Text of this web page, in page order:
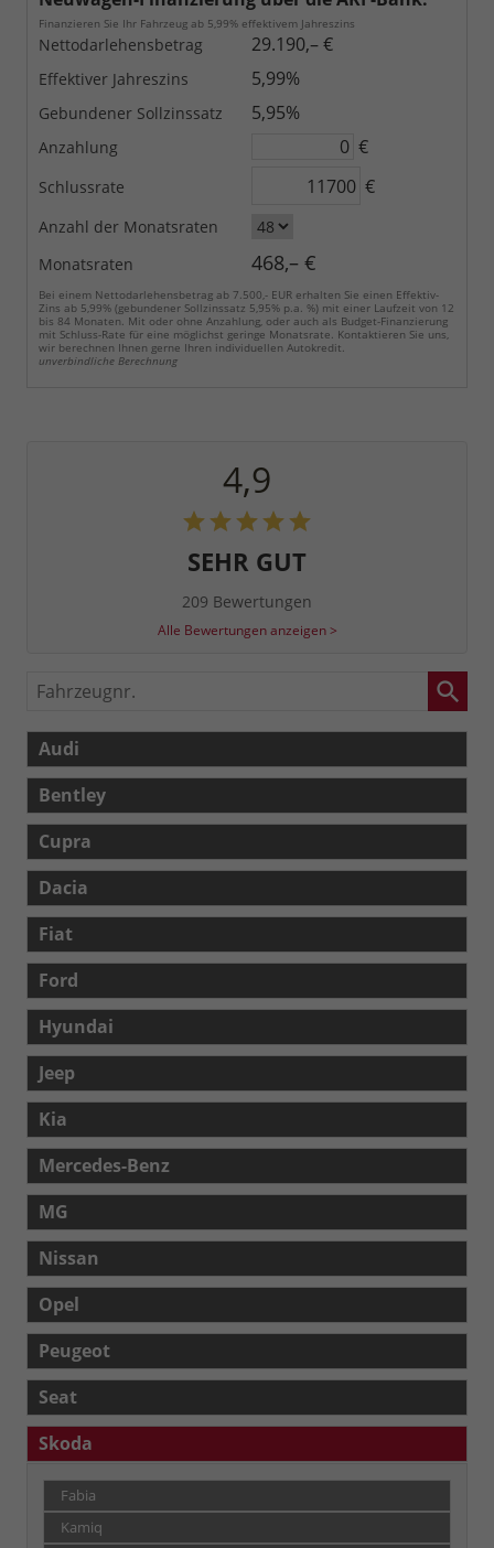
Finanzieren Sie Ihr Fahrzeug ab 5,99% effektivem Jahreszins
Nettodarlehensbetrag 29.190,– €
Effektiver Jahreszins 5,99%
Gebundener Sollzinssatz 5,95%
Anzahlung €
Schlussrate €
Anzahl der Monatsraten
Monatsraten
468,– €
Bei einem Nettodarlehensbetrag ab 7.500,- EUR erhalten Sie einen Effektiv-
Zins ab 5,99% (gebundener Sollzinssatz 5,95% p.a. %) mit einer Laufzeit von 12
bis 84 Monaten. Mit oder ohne Anzahlung, oder auch als Budget-Finanzierung
mit Schluss-Rate für eine möglichst geringe Monatsrate. Kontaktieren Sie uns,
wir berechnen Ihnen gerne Ihren individuellen Autokredit.
unverbindliche Berechnung
4,9
SEHR GUT
209 Bewertungen
Alle Bewertungen anzeigen >
Fahrzeugnr.
Audi
Bentley
Cupra
Dacia
Fiat
Ford
Hyundai
Jeep
Kia
Mercedes-Benz
MG
Nissan
Opel
Peugeot
Seat
Skoda
Fabia
Kamiq